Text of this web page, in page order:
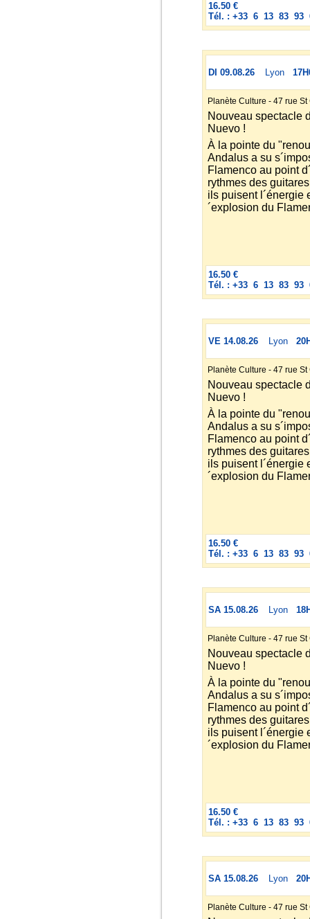
16.50 €
Tél. : +33 6 13 83 93
DI 09.08.26 Lyon
Planète Culture - 47 rue St
Nouveau spectacle
Nuevo !
À la pointe du
Andalus a su
Flamenco au point
rythmes des
ils puisent l´énergie
´explosion du
16.50 €
Tél. : +33 6 13 83 93
VE 14.08.26 Lyon
Planète Culture - 47 rue St
Nouveau spectacle
Nuevo !
À la pointe du
Andalus a su
Flamenco au point
rythmes des
ils puisent l´énergie
´explosion du
16.50 €
Tél. : +33 6 13 83 93
SA 15.08.26 Lyon
Planète Culture - 47 rue St
Nouveau spectacle
Nuevo !
À la pointe du
Andalus a su
Flamenco au point
rythmes des
ils puisent l´énergie
´explosion du
16.50 €
Tél. : +33 6 13 83 93
SA 15.08.26 Lyon
Planète Culture - 47 rue St